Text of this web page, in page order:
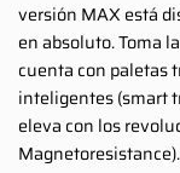
versión MAX está
en absoluto. Toma
cuenta con paletas
inteligentes (smart
eleva con los
Magnetoresistance).